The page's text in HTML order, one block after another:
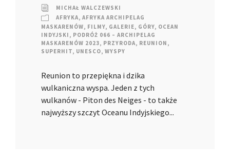
MICHAŁ WALCZEWSKI
AFRYKA, AFRYKA ARCHIPELAG
MASKARENÓW, FILMY, GALERIE, GÓRY, OCEAN
INDYJSKI , PODRÓŻ 066 – ARCHIPELAG
MASKARENÓW 2023, PRZYRODA, REUNION ,
SUPERHIT, UNESCO, WYSPY
Reunion to przepiękna i dzika
wulkaniczna wyspa. Jeden z tych
wulkanów - Piton des Neiges - to także
najwyższy szczyt Oceanu Indyjskiego...